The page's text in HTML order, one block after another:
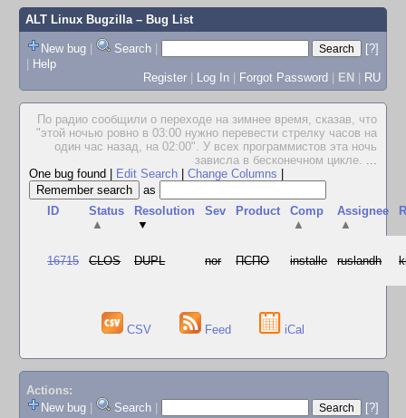
ALT Linux Bugzilla– Bug List
New bug | Search |
[?]
| Help
Register | Log In | Forgot Password | EN | RU
По радио сообщили о переходе на зимнее время, сказав, что
"этой ночью ровно в 03:00 нужно перевести стрелку часов на
один час назад, на 02:00". У всех программистов эта ночь
зависла в бесконечном цикле. ...
One bug found
Edit Search Change Columns
as
ID
Status
▲
Resolution
▼
Sev Product
Comp
▲
Assignee
▲
16715 CLOS DUPL nor ПСПО installe ruslandh
CSV Feed iCal
Actions:
New bug
Search
[?]